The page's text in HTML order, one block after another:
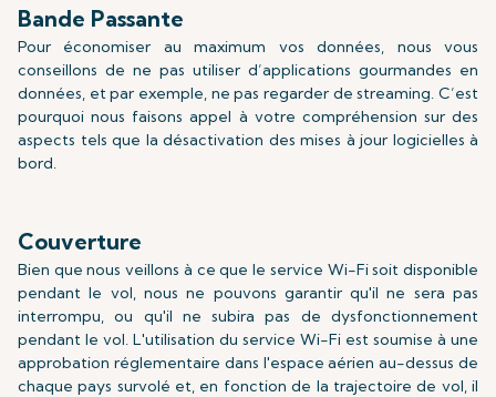
Bande Passante
Pour économiser au maximum vos données, nous vous
conseillons de ne pas utiliser d’applications gourmandes en
données, et par exemple, ne pas regarder de streaming. C’est
pourquoi nous faisons appel à votre compréhension sur des
aspects tels que la désactivation des mises à jour logicielles à
bord.
Couverture
Bien que nous veillons à ce que le service Wi-Fi soit disponible
pendant le vol, nous ne pouvons garantir qu'il ne sera pas
interrompu, ou qu'il ne subira pas de dysfonctionnement
pendant le vol. L'utilisation du service Wi-Fi est soumise à une
approbation réglementaire dans l'espace aérien au-dessus de
chaque pays survolé et, en fonction de la trajectoire de vol, il